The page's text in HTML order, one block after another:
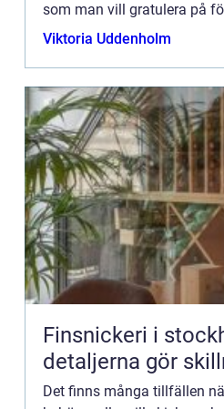
som man vill gratulera på
har man en nära v&aum...
Viktoria Uddenholm
Finsnickeri i
detaljerna gör
Det finns många tillfällen